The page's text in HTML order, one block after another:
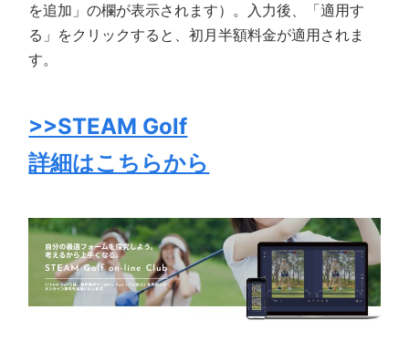
を追加」の欄が表示されます）。入力後、「適用す
る」をクリックすると、初月半額料金が適用されま
す。
>>STEAM Golf
詳細はこちらから